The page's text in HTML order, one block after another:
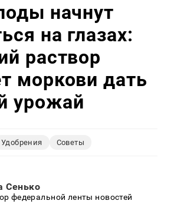
начнут
на глазах:
раствор
моркови дать
урожай
Удобрения Советы
Сенько
федеральной ленты новостей